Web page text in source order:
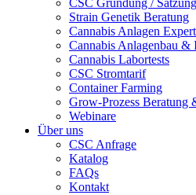
CSC Gründung /
Strain Genetik Beratung
Cannabis Anlagen
Cannabis Anlagenbau &
Cannabis Labortests
CSC Stromtarif
Container Farming
Grow-Prozess Beratung
Webinare
Über uns
CSC Anfrage
Katalog
FAQs
Kontakt